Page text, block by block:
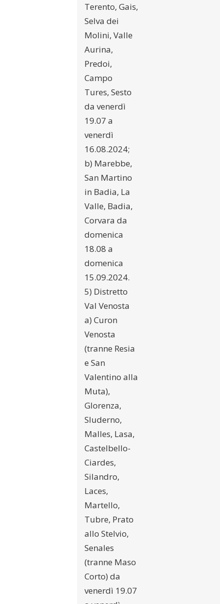
Terento, Gais,
Selva dei
Molini, Valle
Aurina,
Predoi,
Campo
Tures, Sesto
da venerdì
19.07 a
venerdì
16.08.2024;
b) Marebbe,
San Martino
in Badia, La
Valle, Badia,
Corvara da
domenica
18.08 a
domenica
15.09.2024.
5) Distretto
Val Venosta
a) Curon
Venosta
(tranne Resia
e San
Valentino alla
Muta),
Glorenza,
Sluderno,
Malles, Lasa,
Castelbello-
Ciardes,
Silandro,
Laces,
Martello,
Tubre, Prato
allo Stelvio,
Senales
(tranne Maso
Corto) da
venerdì 19.07